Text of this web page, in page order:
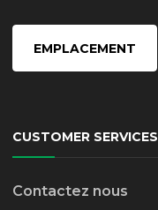
EMPLACEMENT
CUSTOMER SERVICES
Contactez nous